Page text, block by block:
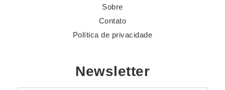
Sobre
Contato
Política de privacidade
Newsletter